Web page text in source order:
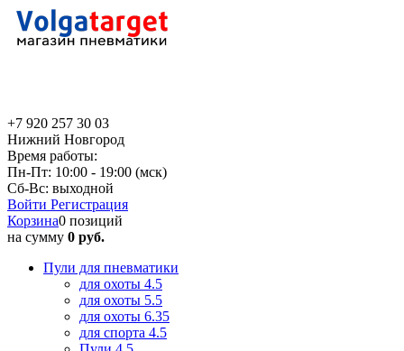
+7 920 257 30 03
Нижний Новгород
Время работы:
Пн-Пт: 10:00 - 19:00 (мск)
Сб-Вс: выходной
Войти Регистрация
Корзина0 позиций
на сумму 0 руб.
Пули для пневматики
для охоты 4.5
для охоты 5.5
для охоты 6.35
для спорта 4.5